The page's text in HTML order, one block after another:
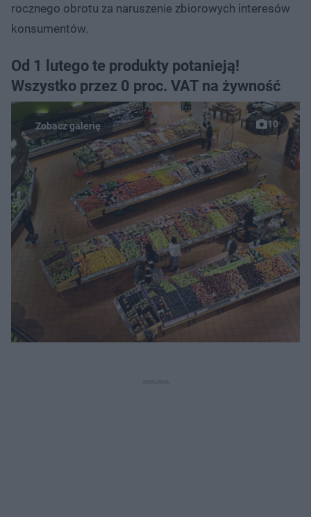
rocznego obrotu za naruszenie zbiorowych interesów
konsumentów.
Od 1 lutego te produkty potanieją!
Wszystko przez 0 proc. VAT na żywność
10